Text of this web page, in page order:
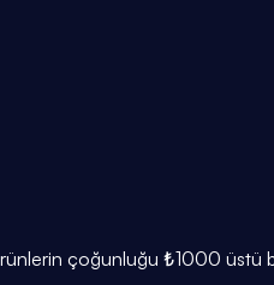
çoğunluğu ₺1000